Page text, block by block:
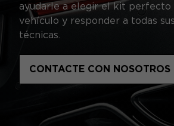
ayudarle a elegir el kit perfecto
vehículo y responder a todas
técnicas.
CONTACTE CON NOSOTROS